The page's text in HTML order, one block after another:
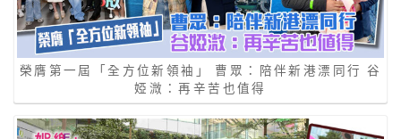
榮膺第一屆「全方位新領袖」 曹眾：陪伴新港漂同行 谷
婭溦：再辛苦也值得